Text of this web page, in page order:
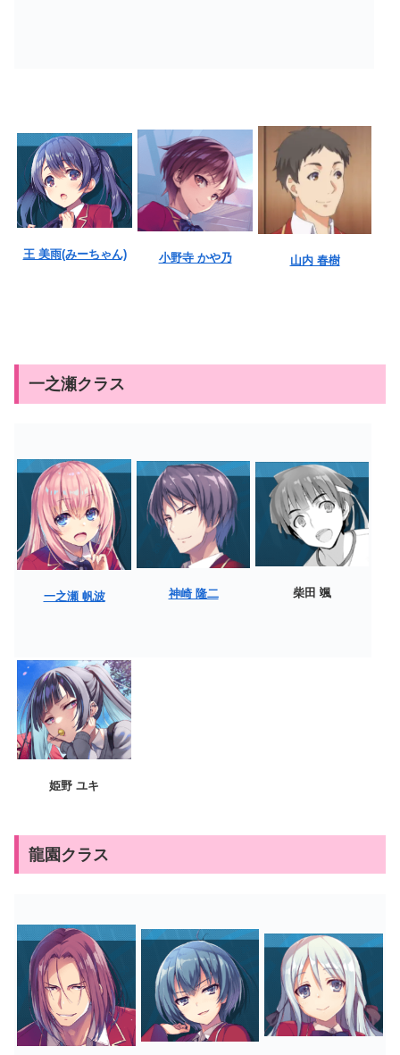
王 美雨(みーちゃん) 小野寺 かや乃 山内 春樹
一之瀬クラス
一之瀬 帆波 神崎 隆二 柴田 颯
姫野 ユキ
龍園クラス